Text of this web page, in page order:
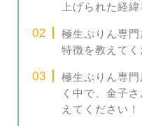
上げられた経
極生ぷりん専
特徴を教えてく
極生ぷりん専
く中で、金子
えてください！